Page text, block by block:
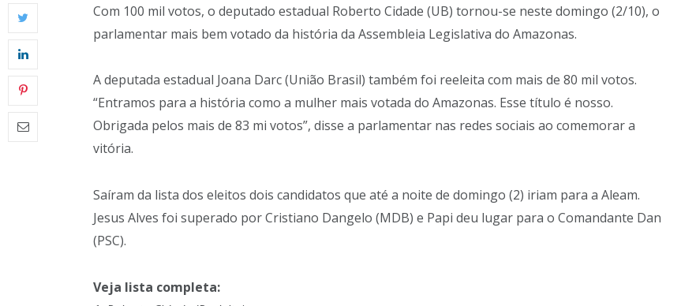
Com 100 mil votos, o deputado estadual Roberto Cidade (UB) tornou-se neste domingo (2/10), o
parlamentar mais bem votado da história da Assembleia Legislativa do Amazonas.
A deputada estadual Joana Darc (União Brasil) também foi reeleita com mais de 80 mil votos.
“Entramos para a história como a mulher mais votada do Amazonas. Esse título é nosso.
Obrigada pelos mais de 83 mi votos”, disse a parlamentar nas redes sociais ao comemorar a
vitória.
Saíram da lista dos eleitos dois candidatos que até a noite de domingo (2) iriam para a Aleam.
Jesus Alves foi superado por Cristiano Dangelo (MDB) e Papi deu lugar para o Comandante Dan
(PSC).
Veja lista completa: